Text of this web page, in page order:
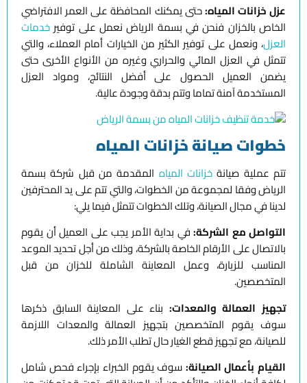
عزل خزانات المياه:حتى يمكنك المحافظة على العمر الافتراضي
الخاص بالخزان فنحن في بسمة الرياض نعمل على توفيرخدمات
العزل، ونعمل على توفير الكثير من الخيارات أمام العملاء، والتي
تتمثل في العزل المائي والحراري وغيره من الأنواع الأخرى حتى
يضمن العميل الحصول على أفضل النتائج، ومواد العزل
المستخدمة آمنة تماما وتتم بدقة وجودة عالية.
خطوات صيانة خزانات المياه
تتم عملية صيانةخزانات المياهالمقدمة من قبل شركة بسمة
الرياض وفقا لمجموعة من الخطوات، والتي تتم على يد المحترفين
لدينا في مجال الصيانة، وتلك الخطوات تتمثل فيما يلي:
التواصل مع الشركة:في بداية الأمر يجب على العميل أن يقوم
بالاتصال على الأرقام الخاصة بالشركة، وذلك من أجل تحديد الموعد
المناسب للزيارة، وعمل المعاينة الشاملة للخزان من قبل
المتخصصين.
تجهيز العمالة والمعدات:بناء على المعاينة السابق ذكرها
سوف يقوم المتخصصين بتجهيز العمالة والمعدات اللازمة
للصيانة، مع تجهيز قطع الغيار حال تطلب الأمر ذلك.
القيام بأعمال الصيانة:سوف يقوم الخبراء بإجراء فحص شامل